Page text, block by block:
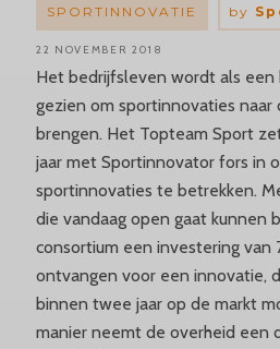
Het bedrijfsleven wordt als een
gezien om sportinnovaties naar
brengen. Het Topteam Sport
jaar met Sportinnovator fors in
sportinnovaties te betrekken.
die vandaag open gaat kunnen
consortium een investering
ontvangen voor een innovatie,
binnen twee jaar op de markt
manier neemt de overheid een
SPORTINNOVATIE by
22 NOVEMBER 2018